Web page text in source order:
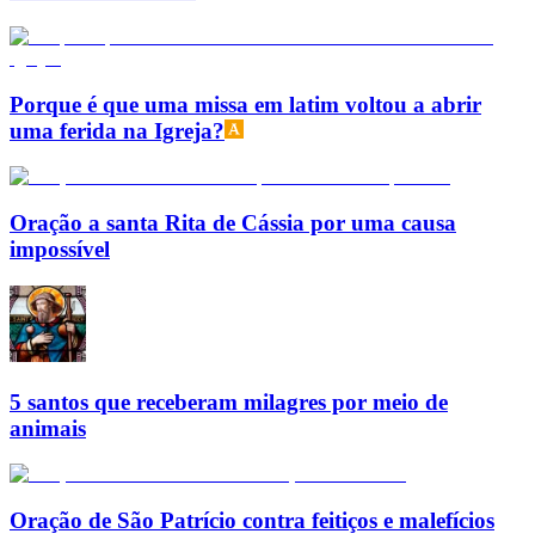
Porque é que uma missa em latim voltou a abrir
uma ferida na Igreja?
Oração a santa Rita de Cássia por uma causa
impossível
5 santos que receberam milagres por meio de
animais
Oração de São Patrício contra feitiços e malefícios